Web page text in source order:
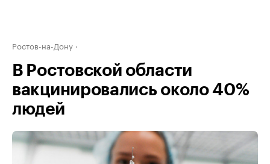
Ростов-на-Дону
В Ростовской области
вакцинировались около 40%
людей